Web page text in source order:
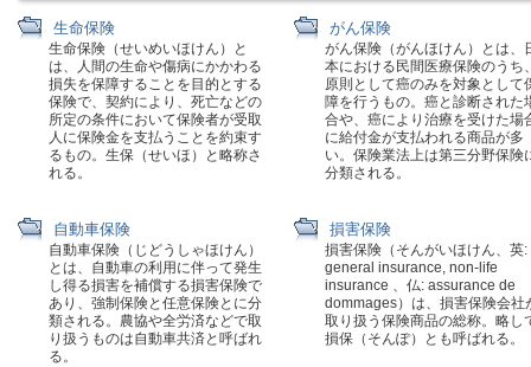
生命保険
生命保険（せいめいほけん）と
は、人間の生命や傷病にかかわる
損失を保障することを目的とする
保険で、契約により、死亡などの
所定の条件において保険者が受取
人に保険金を支払うことを約束す
るもの。生保（せいほ）と略称さ
れる。
がん保険
がん保険（がんほけん）とは、
本における民間医療保険のうち
原則として癌のみを対象として
障を行うもの。癌と診断された
合や、癌により治療を受けた場
に給付金が支払われる商品が多
い。保険業法上は第三分野保険
分類される。
自動車保険
自動車保険（じどうしゃほけん）
とは、自動車の利用に伴って発生
し得る損害を補償する損害保険で
あり、強制保険と任意保険とに分
類される。農協や全労済などで取
り扱うものは自動車共済と呼ばれ
る。
損害保険
損害保険（そんがいほけん、英:
general insurance, non-life
insurance 、仏: assurance de
dommages）は、損害保険会社
取り扱う保険商品の総称。略し
損保（そんぽ）とも呼ばれる。